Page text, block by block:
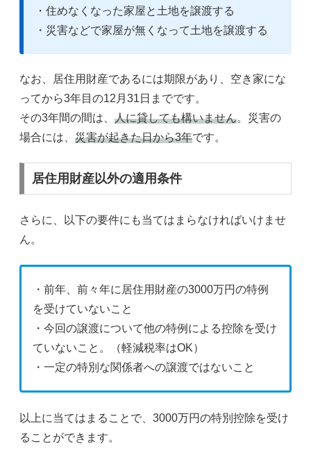
・住めなくなった家屋と土地を譲渡する
・災害などで家屋が無くなって土地を譲渡する
なお、居住用財産であるには期限があり、空き家にな
ってから3年目の12月31日までです。
その3年間の間は、 人に貸しても構いません。災害の
場合には、 災害が起きた日から3年です。
居住用財産以外の適用条件
さらに、以下の要件にも当てはまらなければいけませ
ん。
・前年、前々年に居住用財産の3000万円の特例
を受けていないこと
・今回の譲渡について他の特例による控除を受け
ていないこと。（軽減税率はOK）
・一定の特別な関係者への譲渡ではないこと
以上に当てはまることで、3000万円の特別控除を受け
ることができます。